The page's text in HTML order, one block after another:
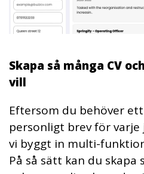
Skapa så många CV
vill
Eftersom du behöver
personligt brev för
vi byggt in multi-
På så sätt kan du skapa